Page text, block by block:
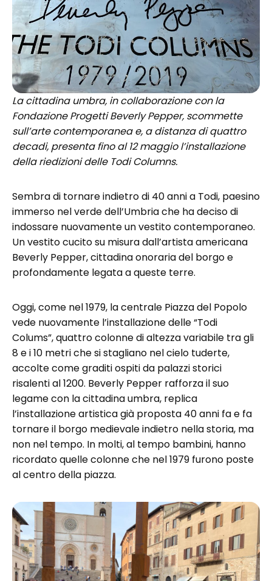
La cittadina umbra, in collaborazione con la
Fondazione Progetti Beverly Pepper, scommette
sull’arte contemporanea e, a distanza di quattro
decadi, presenta fino al 12 maggio l’installazione
della riedizioni delle Todi Columns.
Sembra di tornare indietro di 40 anni a Todi, paesino
immerso nel verde dell’Umbria che ha deciso di
indossare nuovamente un vestito contemporaneo.
Un vestito cucito su misura dall’artista americana
Beverly Pepper, cittadina onoraria del borgo e
profondamente legata a queste terre.
Oggi, come nel 1979, la centrale Piazza del Popolo
vede nuovamente l’installazione delle “Todi
Colums”, quattro colonne di altezza variabile tra gli
8 e i 10 metri che si stagliano nel cielo tuderte,
accolte come graditi ospiti da palazzi storici
risalenti al 1200. Beverly Pepper rafforza il suo
legame con la cittadina umbra, replica
l’installazione artistica già proposta 40 anni fa e fa
tornare il borgo medievale indietro nella storia, ma
non nel tempo. In molti, al tempo bambini, hanno
ricordato quelle colonne che nel 1979 furono poste
al centro della piazza.